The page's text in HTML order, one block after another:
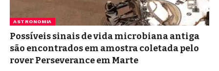
ASTRONOMIA
Possíveis sinais de vida microbiana antiga
são encontrados em amostra coletada pelo
rover Perseverance em Marte